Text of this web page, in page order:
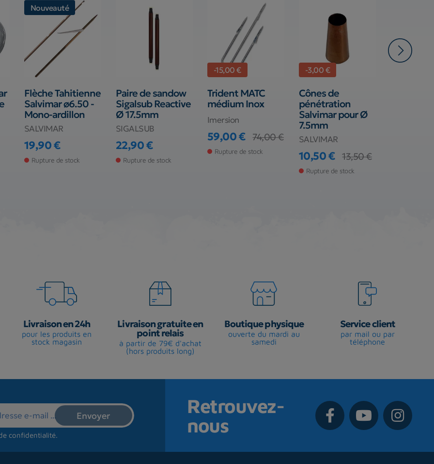
Nouveauté
Flèche Tahitienne
Salvimar ø6.50 -
Mono-ardillon
SALVIMAR
Prix
19,90 €
Rupture de stock
Paire de sandow
Sigalsub Reactive
Ø 17.5mm
SIGALSUB
Prix
22,90 €
Rupture de stock
-15,00 €
Trident MATC
médium Inox
Imersion
Prix
59,00 €
Prix de base
74,00 €
Rupture de stock
-3,00 €
Cônes de
pénétration
Salvimar pour Ø
7.5mm
SALVIMAR
Prix
10,50 €
Prix de base
13,50 €
Rupture de stock
Livraison en 24h
pour les produits en
stock magasin
Livraison gratuite en
point relais
à partir de 79€ d'achat
(hors produits long)
Boutique physique
ouverte du mardi au
samedi
Service client
par mail ou par
téléphone
confidentialité.
Retrouvez-
nous